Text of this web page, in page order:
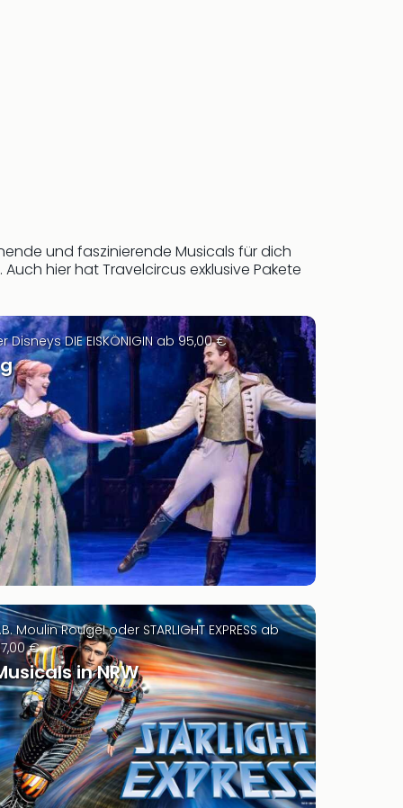
und faszinierende Musicals für dich
hier hat Travelcircus exklusive Pakete
DIE EISKÖNIGIN ab 95,00 €
Moulin Rouge! oder STARLIGHT EXPRESS ab
€
in NRW